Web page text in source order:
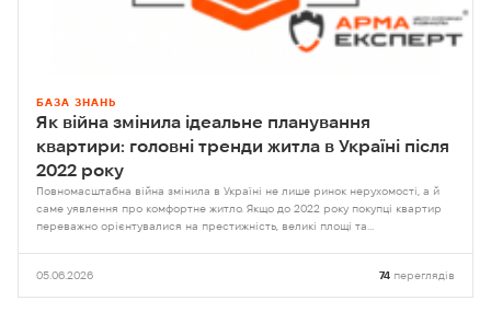
БАЗА ЗНАНЬ
Як війна змінила ідеальне планування
квартири: головні тренди житла в Україні після
2022 року
Повномасштабна війна змінила в Україні не лише ринок нерухомості, а й
саме уявлення про комфортне житло. Якщо до 2022 року покупці квартир
переважно орієнтувалися на престижність, великі площі та…
05.06.2026 74 переглядів